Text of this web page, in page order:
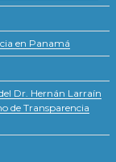
en Panamá
Dr. Hernán Larraín
de Transparencia